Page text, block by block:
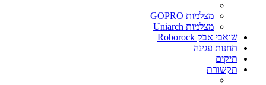
מצלמות GOPRO
מצלמות Uniarch
שואבי אבק Roborock
תחנות עגינה
תיקים
תקשורת